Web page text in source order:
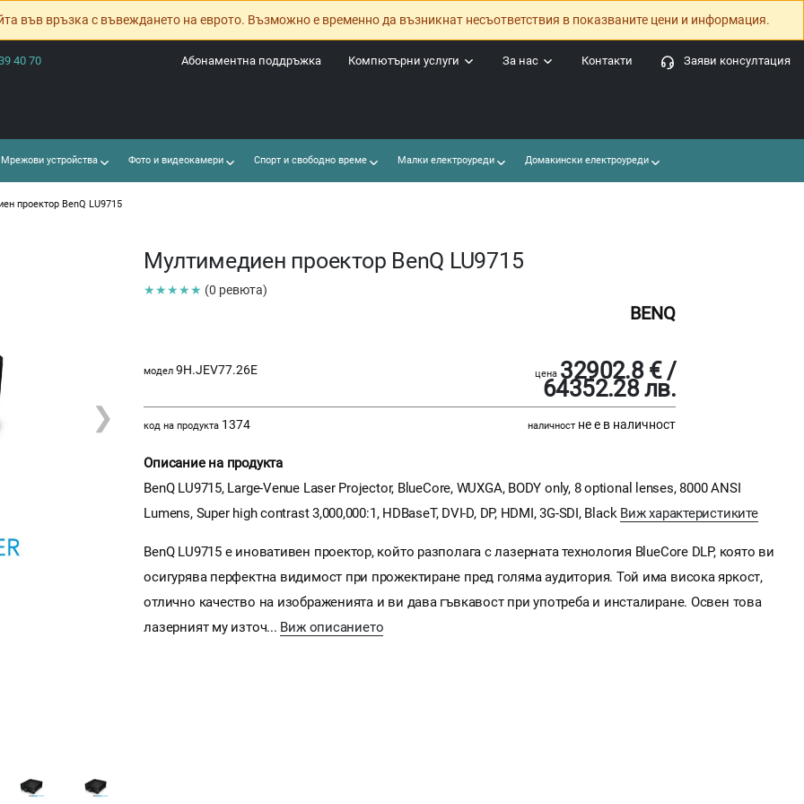
във връзка с въвеждането на еврото. Възможно е временно да възникнат несъответствия в показваните цени и информация.
40 70 Заяви консултация
Контакти
За нас
Компютърни услуги
Абонаментна поддръжка
устройства Фото и видеокамери Спорт и свободно време Малки електроуреди Домакински електроуреди
проектор BenQ LU9715
❯
Мултимедиен проектор BenQ LU9715
★★★★★ (0 ревюта)
BENQ
модел 9H.JEV77.26E цена 32902.8 € /
64352.28 лв.
код на продукта 1374 наличност не е в наличност
Описание на продукта
BenQ LU9715, Large-Venue Laser Projector, BlueCore, WUXGA, BODY only, 8 optional lenses, 8000 ANSI
Lumens, Super high contrast 3,000,000:1, HDBaseT, DVI-D, DP, HDMI, 3G-SDI, Black Виж характеристиките
BenQ LU9715 е иновативен проектор, който разполага с лазерната технология BlueCore DLP, която ви
осигурява перфектна видимост при прожектиране пред голяма аудитория. Той има висока яркост,
отлично качество на изображенията и ви дава гъвкавост при употреба и инсталиране. Освен това
лазерният му източ... Виж описанието